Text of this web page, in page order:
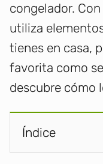
congelador.
utiliza
tienes en casa,
favorita como
descubre cómo
Índice